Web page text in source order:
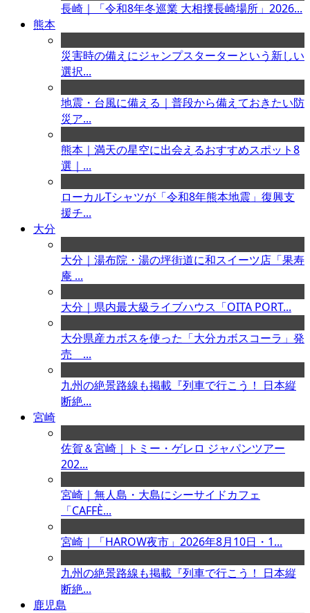
長崎｜「令和8年冬巡業 大相撲長崎場所」2026...
熊本
災害時の備えにジャンプスターターという新しい
選択...
地震・台風に備える｜普段から備えておきたい防
災ア...
熊本｜満天の星空に出会えるおすすめスポット8
選｜...
ローカルTシャツが「令和8年熊本地震」復興支
援チ...
大分
大分｜湯布院・湯の坪街道に和スイーツ店「果寿
庵 ...
大分｜県内最大級ライブハウス「OITA PORT...
大分県産カボスを使った「大分カボスコーラ」発
売 ...
九州の絶景路線も掲載『列車で行こう！ 日本縦
断絶...
宮崎
佐賀＆宮崎｜トミー・ゲレロ ジャパンツアー
202...
宮崎｜無人島・大島にシーサイドカフェ
「CAFFÈ...
宮崎｜「HAROW夜市」2026年8月10日・1...
九州の絶景路線も掲載『列車で行こう！ 日本縦
断絶...
鹿児島